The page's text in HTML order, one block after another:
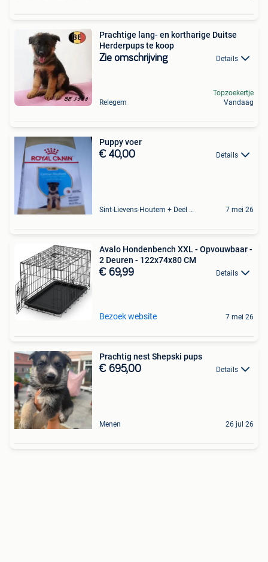
Prachtige lang- en kortharige Duitse
Herderpups te koop
Zie omschrijving Details
Relegem
Topzoekertje
Vandaag
Puppy voer
€ 40,00 Details
Sint-Lievens-Houtem + Deel Oombergen 7 mei 26
Avalo Hondenbench XXL - Opvouwbaar -
2 Deuren - 122x74x80 CM
€ 69,99 Details
Bezoek website 7 mei 26
Prachtig nest Shepski pups
€ 695,00 Details
Menen 26 jul 26